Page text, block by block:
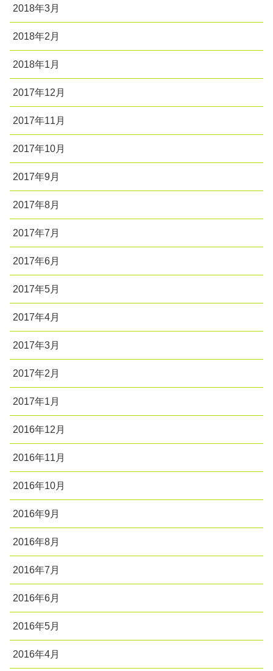
2018年3月
2018年2月
2018年1月
2017年12月
2017年11月
2017年10月
2017年9月
2017年8月
2017年7月
2017年6月
2017年5月
2017年4月
2017年3月
2017年2月
2017年1月
2016年12月
2016年11月
2016年10月
2016年9月
2016年8月
2016年7月
2016年6月
2016年5月
2016年4月